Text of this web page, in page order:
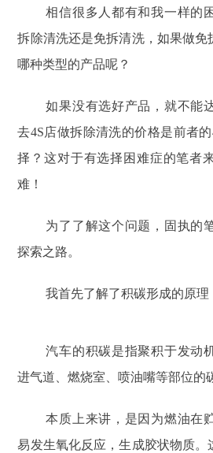
相信很多人都有和我一样的
拆除清洗还是免拆清洗，如果做免
哪种类型的产品呢？
如果没有选好产品，就不能
去4S店做拆除清洗的价格是前者
择？这对于有选择困难症的笔者
难！
为了了解这个问题，固执的
探索之路。
我首先了解了积碳形成的原理
汽车的积碳是指聚积于发动
进气道、燃烧室、喷油嘴等部位的
本质上来讲，是因为燃油在
易发生氧化反应，生成胶状物质。